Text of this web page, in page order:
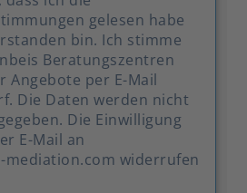
gelesen habe
bin. Ich stimme
Beratungszentren
Angebote per E-Mail
Die Daten werden nicht
Die Einwilligung
E-Mail an
mediation.com widerrufen